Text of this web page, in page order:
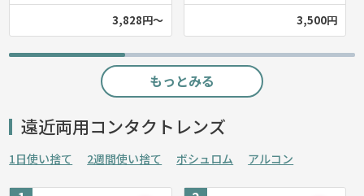
3,828円～ 3,500円
もっとみる
遠近両用コンタクトレンズ
1日使い捨て 2週間使い捨て ボシュロム アルコン